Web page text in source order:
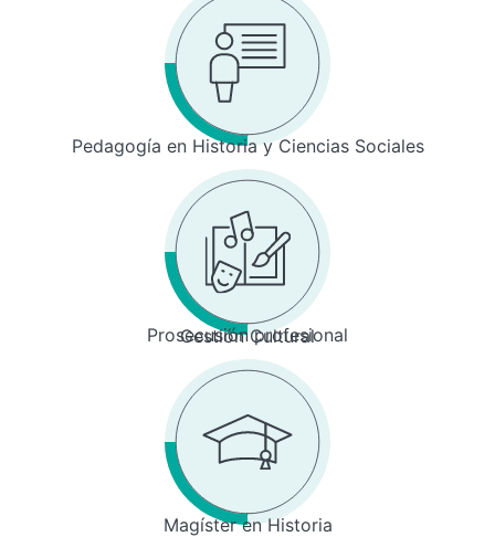
Pedagogía en Historia y Ciencias Sociales
Prosecusión profesional
Gestión Cultural
Magíster en Historia